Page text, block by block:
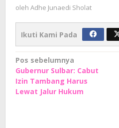
oleh Adhe Junaedi Sholat
Ikuti Kami Pada
Navigasi
pos
Pos sebelumnya
Gubernur Sulbar: Cabut
Izin Tambang Harus
Lewat Jalur Hukum